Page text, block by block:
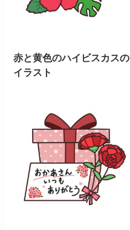
赤と黄色のハイビスカスの
イラスト